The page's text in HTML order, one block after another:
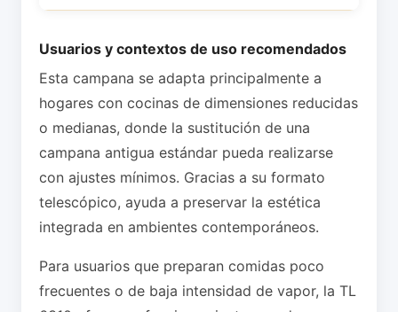
Usuarios y contextos de uso recomendados
Esta campana se adapta principalmente a
hogares con cocinas de dimensiones reducidas
o medianas, donde la sustitución de una
campana antigua estándar pueda realizarse
con ajustes mínimos. Gracias a su formato
telescópico, ayuda a preservar la estética
integrada en ambientes contemporáneos.
Para usuarios que preparan comidas poco
frecuentes o de baja intensidad de vapor, la TL